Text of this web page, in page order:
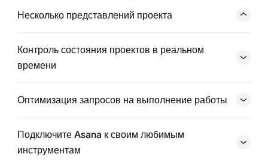
Несколько представлений проекта
Доски и списки позволяют разбивать планы на
ближайшие шаги, чтобы участники команды могли
видеть, как их повседневная работа ведёт к общим
Контроль состояния проектов в реальном
времени
Оптимизация запросов на выполнение работы
Подключите Asana к своим любимым
инструментам